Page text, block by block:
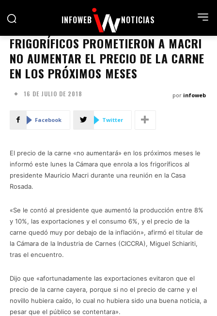
INFOWEB NOTICIAS
FRIGORÍFICOS PROMETIERON A MACRI
NO AUMENTAR EL PRECIO DE LA CARNE
EN LOS PRÓXIMOS MESES
16 DE JULIO DE 2018 por infoweb
Facebook Twitter
El precio de la carne «no aumentará» en los próximos meses le
informó este lunes la Cámara que enrola a los frigoríficos al
presidente Mauricio Macri durante una reunión en la Casa
Rosada.
«Se le contó al presidente que aumentó la producción entre 8%
y 10%, las exportaciones y el consumo 6%, y el precio de la
carne quedó muy por debajo de la inflación», afirmó el titular de
la Cámara de la Industria de Carnes (CICCRA), Miguel Schiariti,
tras el encuentro.
Dijo que «afortunadamente las exportaciones evitaron que el
precio de la carne cayera, porque si no el precio de carne y el
novillo hubiera caído, lo cual no hubiera sido una buena noticia, a
pesar que el público se contentara».